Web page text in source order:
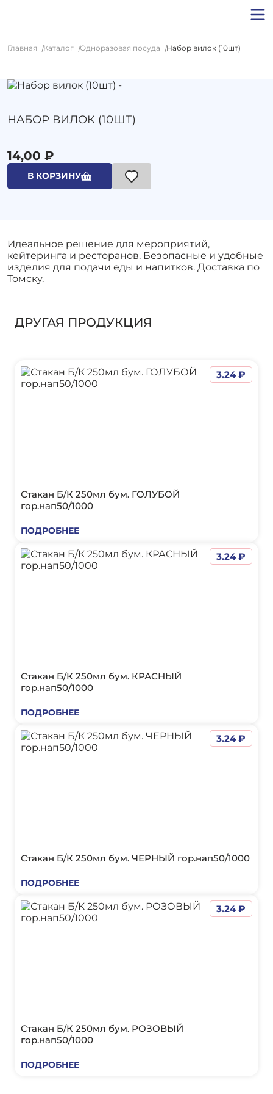
Главная Каталог Одноразовая посуда Набор вилок (10шт)
НАБОР ВИЛОК (10ШТ)
14,00 ₽
В КОРЗИНУ
Идеальное решение для мероприятий,
кейтеринга и ресторанов. Безопасные и удобные
изделия для подачи еды и напитков. Доставка по
Томску.
ДРУГАЯ ПРОДУКЦИЯ
Стакан Б/К 250мл бум. ГОЛУБОЙ
гор.нап50/1000
ПОДРОБНЕЕ
3.24 ₽
Стакан Б/К 250мл бум. КРАСНЫЙ
гор.нап50/1000
ПОДРОБНЕЕ
3.24 ₽
Стакан Б/К 250мл бум. ЧЕРНЫЙ гор.нап50/1000
ПОДРОБНЕЕ
3.24 ₽
Стакан Б/К 250мл бум. РОЗОВЫЙ
гор.нап50/1000
ПОДРОБНЕЕ
3.24 ₽